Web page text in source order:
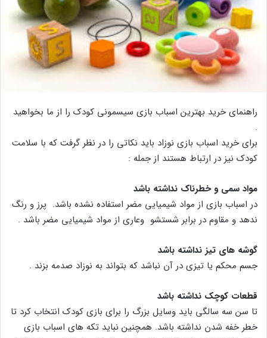
راهنمای خرید بهترین اسباب بازی سیسمونی کودک را از ما بخواهید
.
برای خرید اسباب بازی نوزاد باید نکاتی را در نظر گرفت که با سلامت
کودک نیز در ارتباط هستند از جمله :
مواد سمی و خطرناک نداشته باشد
در اسباب بازی از مواد شیمیایی مضر استفاده نشده باشد. پرز و رنگ
ندهد و مقاوم در برابر شستشو وعاری از مواد شیمیایی مضر باشد .
گوشه های تیز نداشته باشد
جسم محکم یا تیزی در آن نباشد که بتواند به نوزاد صدمه بزند .
قطعات کوچک نداشته باشد
تا سن سه سالگی باید وسایل بزرگ را برای بازی کودک انتخاب کرد تا
خطر خفه شدن نداشته باشد. همچنین نباید تکه های اسباب بازی